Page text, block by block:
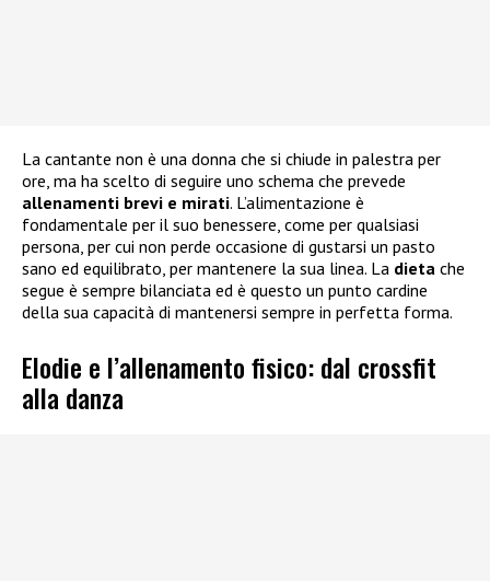
La cantante non è una donna che si chiude in palestra per
ore, ma ha scelto di seguire uno schema che prevede
allenamenti brevi e mirati. L’alimentazione è
fondamentale per il suo benessere, come per qualsiasi
persona, per cui non perde occasione di gustarsi un pasto
sano ed equilibrato, per mantenere la sua linea. La dieta che
segue è sempre bilanciata ed è questo un punto cardine
della sua capacità di mantenersi sempre in perfetta forma.
Elodie e l’allenamento fisico: dal crossfit
alla danza